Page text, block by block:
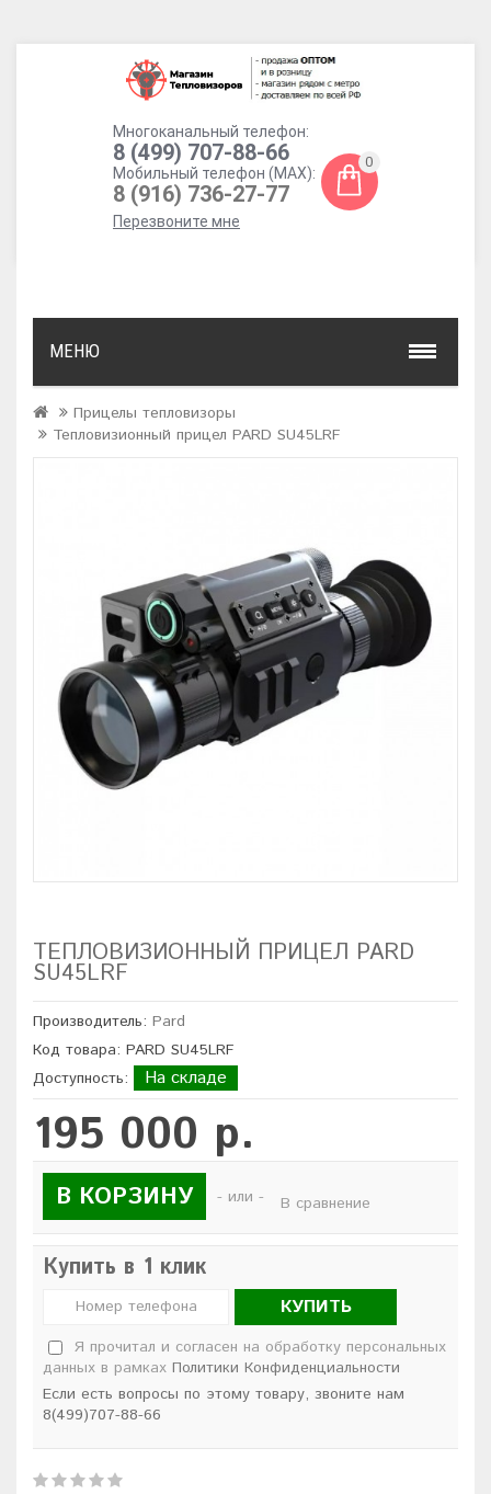
Многоканальный телефон:
8 (499) 707-88-66
Мобильный телефон (MAX):
8 (916) 736-27-77
Перезвоните мне
0
МЕНЮ
Прицелы тепловизоры
Тепловизионный прицел PARD SU45LRF
ТЕПЛОВИЗИОННЫЙ ПРИЦЕЛ PARD
SU45LRF
Производитель: Pard
Код товара: PARD SU45LRF
Доступность:
На складе
195 000 р.
В КОРЗИНУ - или - В сравнение
Купить в 1 клик
КУПИТЬ
Я прочитал и согласен на обработку персональных
данных в рамках Политики Конфиденциальности
Если есть вопросы по этому товару, звоните нам
8(499)707-88-66